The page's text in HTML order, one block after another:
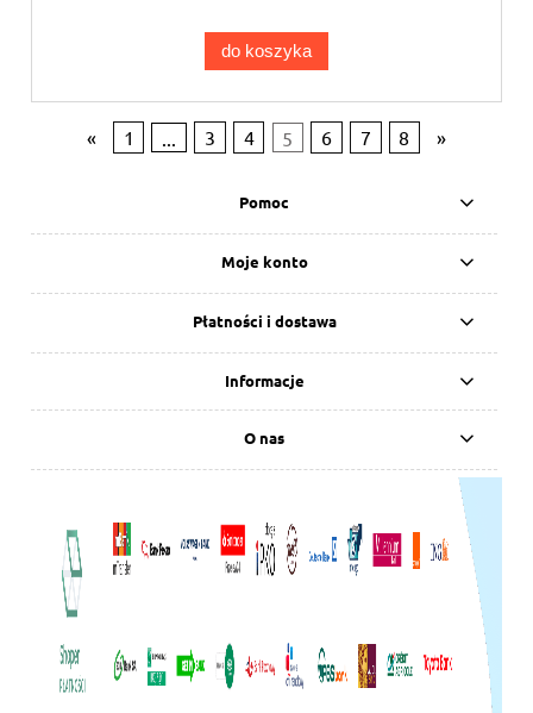
do koszyka
« 1 3 4 5 6 7 8 »
Pomoc
Moje konto
Płatności i dostawa
Informacje
O nas